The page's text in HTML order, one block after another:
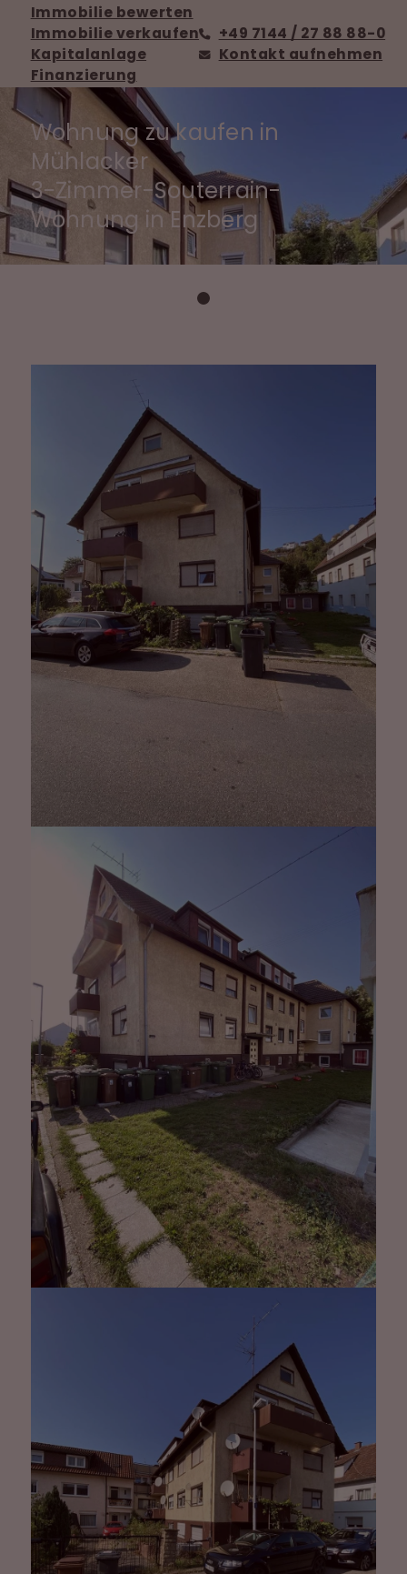
Immobilie bewerten
Immobilie verkaufen
Kapitalanlage
Finanzierung
+49 7144 / 27 88 88-0
Kontakt aufnehmen
Wohnung zu kaufen in
Mühlacker
3-Zimmer-Souterrain-
Wohnung in Enzberg